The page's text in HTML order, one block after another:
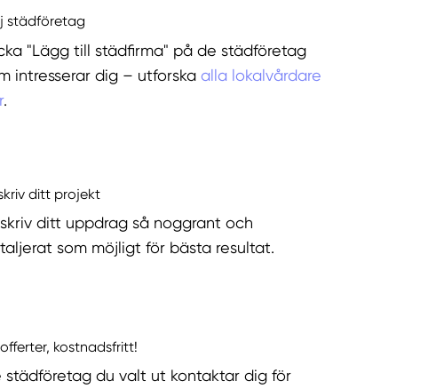
städföretag
"Lägg till städfirma" på de städföretag
intresserar dig – utforska alla lokalvårdare
.
ditt projekt
ditt uppdrag så noggrant och
som möjligt för bästa resultat.
kostnadsfritt!
städföretag du valt ut kontaktar dig för